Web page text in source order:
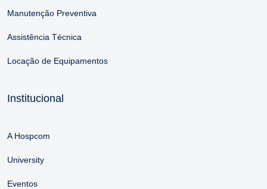
Manutenção Preventiva
Assistência Técnica
Locação de Equipamentos
Institucional
A Hospcom
University
Eventos